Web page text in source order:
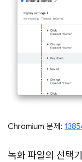
Chromium 문제:
녹화 파일의 선택